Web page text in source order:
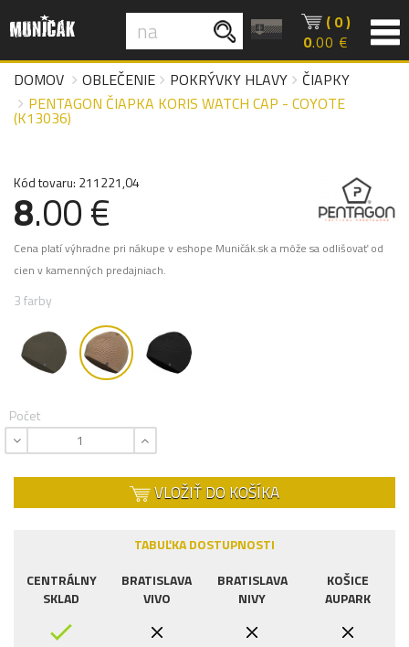
( 0 )
0.00 €
DOMOV
OBLEČENIE POKRÝVKY HLAVY
ČIAPKY
PENTAGON ČIAPKA KORIS WATCH CAP - COYOTE
(K13036)
Kód tovaru: 211221,04
8.00 €
Cena platí výhradne pri nákupe v eshope Muničák.sk a môže sa odlišovať od
cien v kamenných predajniach.
3 farby
Počet
VLOŽIŤ DO KOŠÍKA
TABUĽKA DOSTUPNOSTI
CENTRÁLNY
SKLAD
BRATISLAVA
VIVO
BRATISLAVA
NIVY
KOŠICE
AUPARK